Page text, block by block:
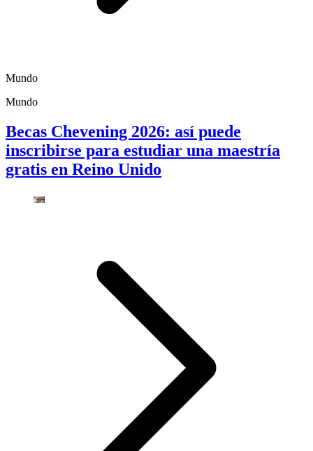
Mundo
Mundo
Becas Chevening 2026: así puede
inscribirse para estudiar una maestría
gratis en Reino Unido